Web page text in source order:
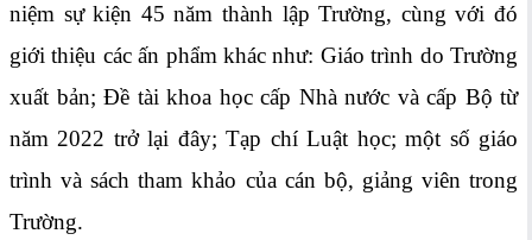
niệm sự kiện 45 năm thành lập Trường, cùng với đó
giới thiệu các ấn phẩm khác như: Giáo trình do Trường
xuất bản; Đề tài khoa học cấp Nhà nước và cấp Bộ từ
năm 2022 trở lại đây; Tạp chí Luật học; một số giáo
trình và sách tham khảo của cán bộ, giảng viên trong
Trường.